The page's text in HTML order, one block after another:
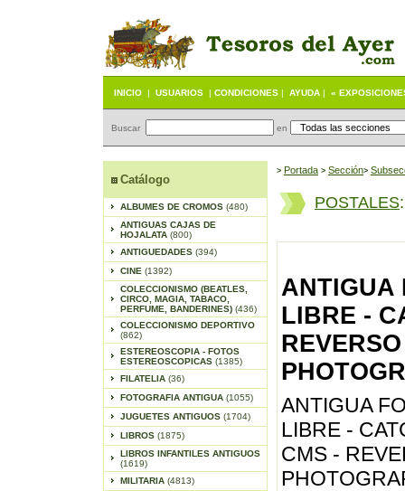
INICIO | USUARIOS | CONDICIONES | AYUDA | «
Buscar en
Catálogo
ALBUMES DE CROMOS (480)
ANTIGUAS CAJAS DE
HOJALATA (800)
ANTIGUEDADES (394)
CINE (1392)
COLECCIONISMO (BEATLES,
CIRCO, MAGIA, TABACO,
PERFUME, BANDERINES) (436)
COLECCIONISMO DEPORTIVO
(862)
ESTEREOSCOPIA - FOTOS
ESTEREOSCOPICAS (1385)
FILATELIA (36)
FOTOGRAFIA ANTIGUA (1055)
JUGUETES ANTIGUOS (1704)
LIBROS (1875)
LIBROS INFANTILES ANTIGUOS
(1619)
MILITARIA (4813)
> Portada > Sección>
POSTALES
ANTIGUA
LIBRE -
ANTIGUA
LIBRE -
CMS -